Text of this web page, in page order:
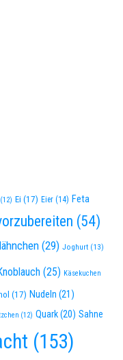
(12) Ei (17) Eier (14) Feta
(54)
(29) Joghurt (13)
(25) Käsekuchen
(17) Nudeln (21)
(12) Quark(20) Sahne
(153)